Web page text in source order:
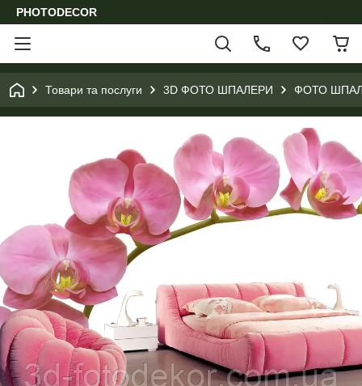
PHOTODECOR
Товари та послуги 3D ФОТО ШПАЛЕРИ ФОТО